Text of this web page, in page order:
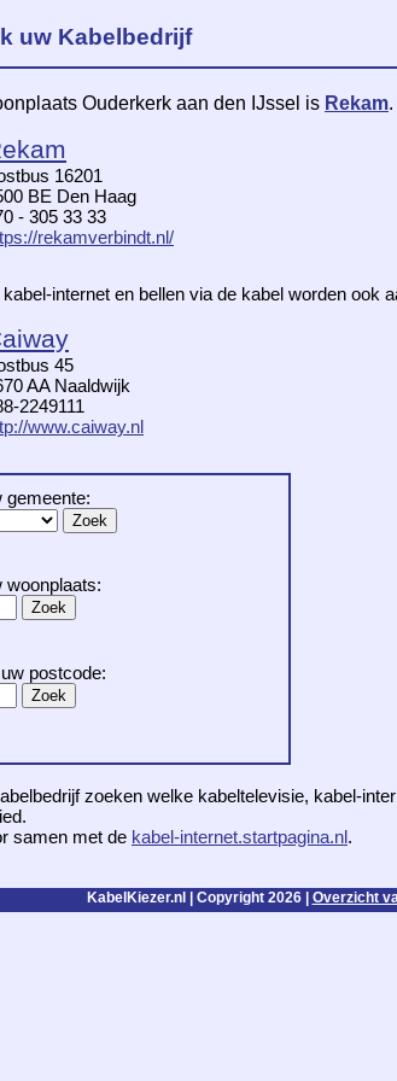
uw Kabelbedrijf
Ouderkerk aan den IJssel is Rekam.
16201
BE Den Haag
- 305 33 33
rekamverbindt.nl/
internet en bellen via de kabel worden ook
45
AA Naaldwijk
2249111
www.caiway.nl
gemeente:
woonplaats:
postcode:
zoeken welke kabeltelevisie, kabel-
samen met de kabel-internet.startpagina.nl.
KabelKiezer.nl | Copyright 2026 | Overzicht